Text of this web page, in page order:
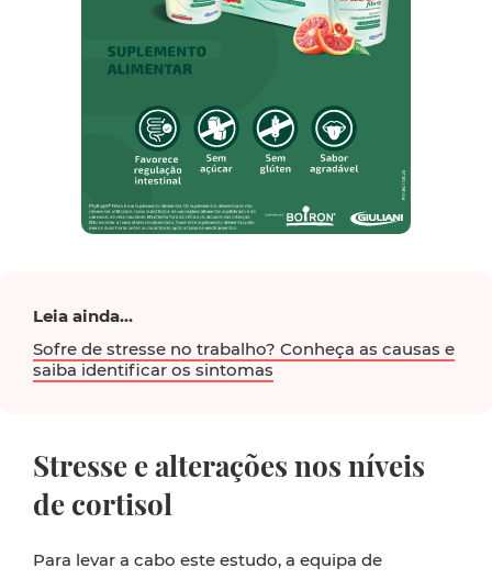
Leia ainda...
Sofre de stresse no trabalho? Conheça as causas e
saiba identificar os sintomas
Stresse e alterações nos níveis
de cortisol
Para levar a cabo este estudo, a equipa de